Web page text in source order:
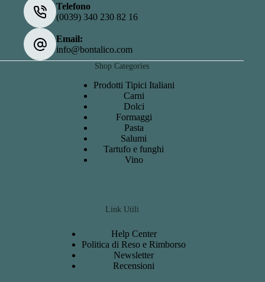
Telefono
(0039) 340 230 82 16
Email:
info@bontalico.com
Shop Categories
Prodotti Tipici Italiani
Carni
Dolci
Formaggi
Pasta
Salumi
Tartufo e funghi
Vino
Link Utili
Help Center
Politica di Reso e Rimborso
Newsletter
Recensioni